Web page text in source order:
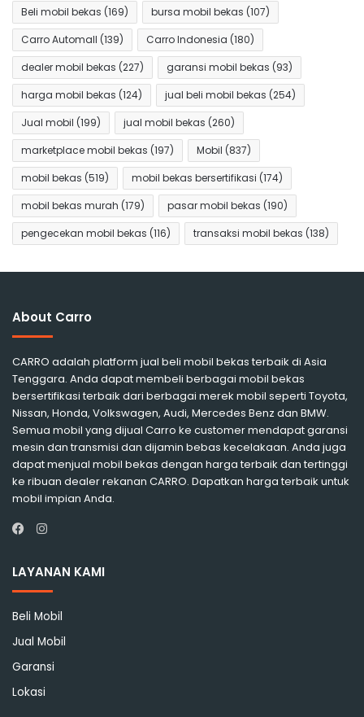
Beli mobil bekas (169) bursa mobil bekas (107)
Carro Automall (139) Carro Indonesia (180)
dealer mobil bekas (227) garansi mobil bekas (93)
harga mobil bekas (124) jual beli mobil bekas (254)
Jual mobil (199) jual mobil bekas (260)
marketplace mobil bekas (197) Mobil (837)
mobil bekas (519) mobil bekas bersertifikasi (174)
mobil bekas murah (179) pasar mobil bekas (190)
pengecekan mobil bekas (116) transaksi mobil bekas (138)
About Carro
CARRO adalah platform jual beli mobil bekas terbaik di Asia
Tenggara. Anda dapat membeli berbagai mobil bekas
bersertifikasi terbaik dari berbagai merek mobil seperti Toyota,
Nissan, Honda, Volkswagen, Audi, Mercedes Benz dan BMW.
Semua mobil yang dijual Carro ke customer mendapat garansi
mesin dan transmisi dan dijamin bebas kecelakaan. Anda juga
dapat menjual mobil bekas dengan harga terbaik dan tertinggi
ke ribuan dealer rekanan CARRO. Dapatkan harga terbaik untuk
mobil impian Anda.
Instagram
LAYANAN KAMI
Beli Mobil
Jual Mobil
Garansi
Lokasi